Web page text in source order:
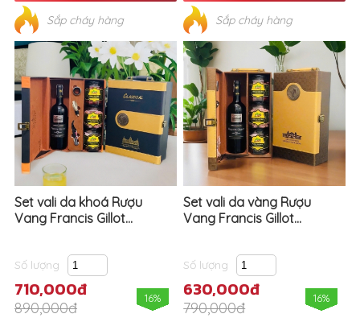
Sắp cháy hàng Sắp cháy hàng
Set vali da khoá Rượu
Vang Francis Gillot...
Số lượng
710,000đ
890,000đ
16%
Set vali da vàng Rượu
Vang Francis Gillot...
Số lượng
630,000đ
790,000đ
16%